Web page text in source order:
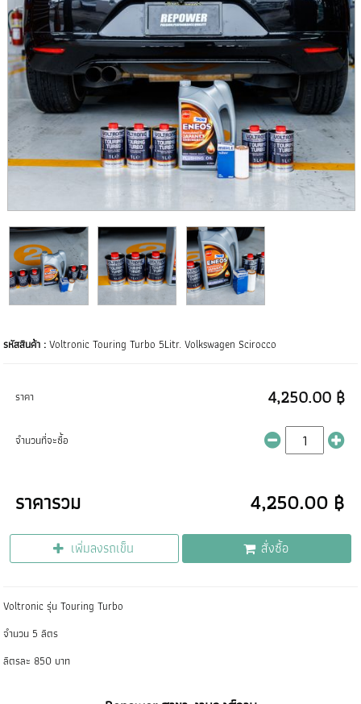
รหัสสินค้า :Voltronic Touring Turbo 5Litr. Volkswagen Scirocco
ราคา 4,250.00 ฿
จำนวนที่จะซื้อ
ราคารวม 4,250.00 ฿
เพิ่มลงรถเข็น สั่งซื้อ
Voltronic รุ่น Touring Turbo
จำนวน 5 ลิตร
ลิตรละ 850 บาท